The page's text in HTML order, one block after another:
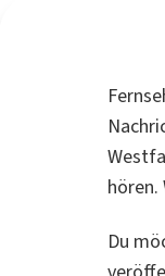
hören.
Du